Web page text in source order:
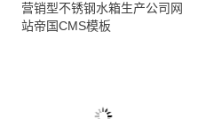
营销型不锈钢水箱生产公司网
站帝国CMS模板